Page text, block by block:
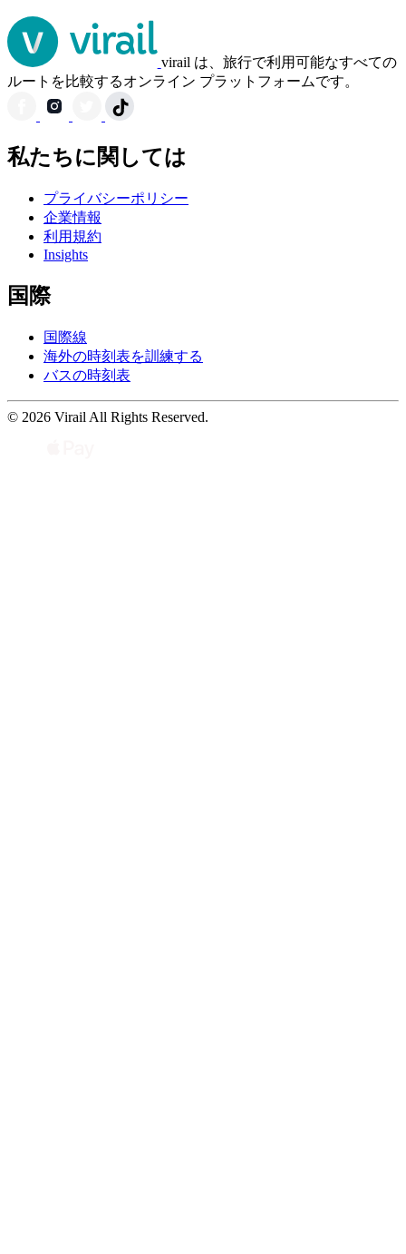
virail は、旅行で利用可能なすべての
ルートを比較するオンライン プラットフォームです。
私たちに関しては
プライバシーポリシー
企業情報
利用規約
Insights
国際
国際線
海外の時刻表を訓練する
バスの時刻表
© 2026 Virail All Rights Reserved.